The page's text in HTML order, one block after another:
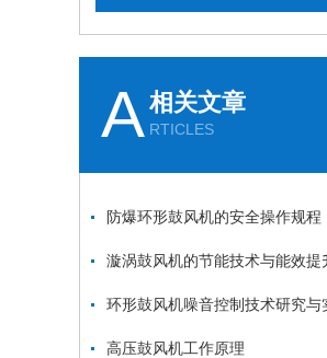
A相关文章
RTICLES
防爆环形鼓风机的安全操作规程
漩涡鼓风机的节能技术与能效提
环形鼓风机噪音控制技术研究与
高压鼓风机工作原理